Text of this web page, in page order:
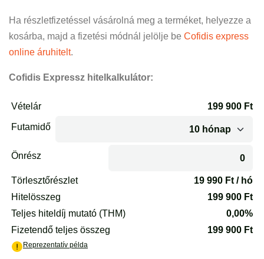
Ha részletfizetéssel vásárolná meg a terméket, helyezze a
kosárba, majd a fizetési módnál jelölje be Cofidis express
online áruhitelt.
Cofidis Expressz hitelkalkulátor: